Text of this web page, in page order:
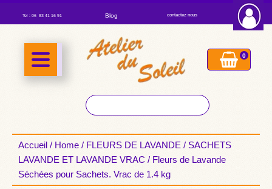
Tel : 06 83 41 16 91 Blog contactez nous
0
Accueil / Home / FLEURS DE LAVANDE / SACHETS
LAVANDE ET LAVANDE VRAC / Fleurs de Lavande
Séchées pour Sachets. Vrac de 1.4 kg